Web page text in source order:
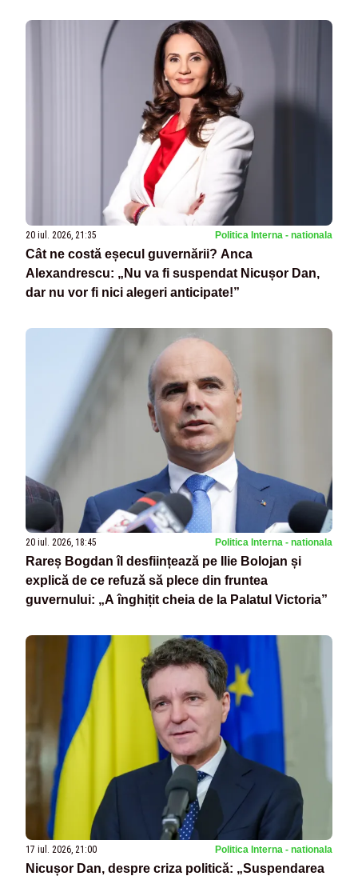
20 iul. 2026, 21:35 Politica Interna - nationala
Cât ne costă eșecul guvernării? Anca
Alexandrescu: „Nu va fi suspendat Nicușor Dan,
dar nu vor fi nici alegeri anticipate!”
20 iul. 2026, 18:45 Politica Interna - nationala
Rareș Bogdan îl desființează pe Ilie Bolojan și
explică de ce refuză să plece din fruntea
guvernului: „A înghițit cheia de la Palatul Victoria”
17 iul. 2026, 21:00 Politica Interna - nationala
Nicușor Dan, despre criza politică: „Suspendarea